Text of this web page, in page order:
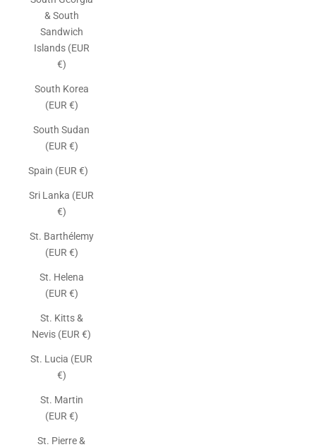
& South
Sandwich
Islands (EUR
€)
South Korea
(EUR €)
South Sudan
(EUR €)
Spain (EUR €)
Sri Lanka (EUR
€)
St. Barthélemy
(EUR €)
St. Helena
(EUR €)
St. Kitts &
Nevis (EUR €)
St. Lucia (EUR
€)
St. Martin
(EUR €)
St. Pierre &